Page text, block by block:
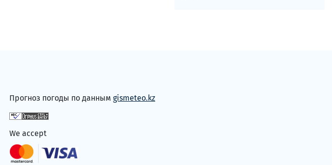
Прогноз погоды по данным gismeteo.kz
We accept